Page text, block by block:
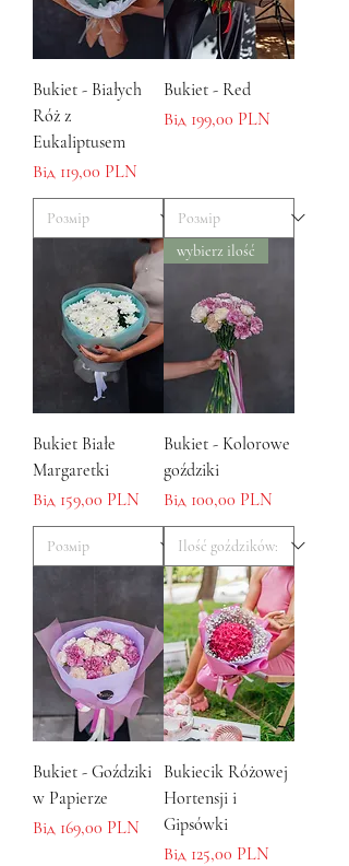
Bukiet - Białych
Róż z
Eukaliptusem
Від 119,00 PLN
За розпродажем
Bukiet - Red
Від 199,00 PLN
За розпродажем
Bukiet Białe
Margaretki
Від 159,00 PLN
За розпродажем
wybierz ilość
Bukiet - Kolorowe
goździki
Від 100,00 PLN
За розпродажем
Bukiet - Goździki
w Papierze
Від 169,00 PLN
За розпродажем
Bukiecik Różowej
Hortensji i
Gipsówki
Від 125,00 PLN
За розпродажем